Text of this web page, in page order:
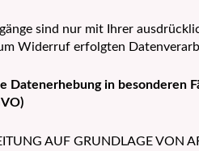
sind nur mit Ihrer
Widerruf erfolgten
Datenerhebung in besonderen
AUF GRUNDLAGE VON